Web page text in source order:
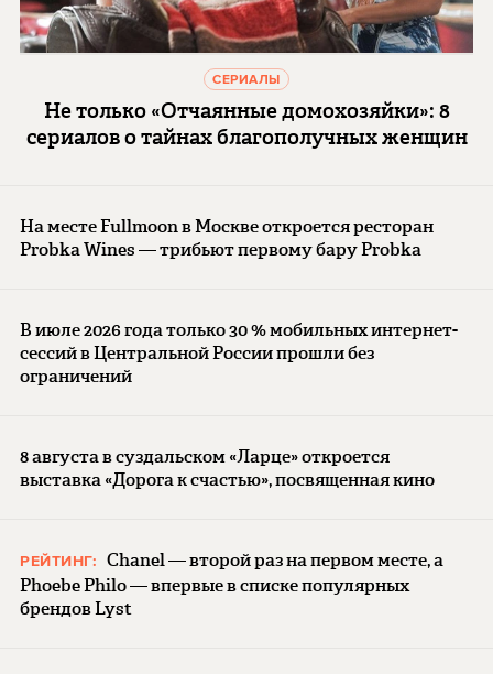
СЕРИАЛЫ
Не только «Отчаянные домохозяйки»: 8
сериалов о тайнах благополучных женщин
На месте Fullmoon в Москве откроется ресторан
Probka Wines — трибьют первому бару Probka
В июле 2026 года только 30 % мобильных интернет-
сессий в Центральной России прошли без
ограничений
8 августа в суздальском «Ларце» откроется
выставка «Дорога к счастью», посвященная кино
РЕЙТИНГ: Chanel — второй раз на первом месте, а
Phoebe Philo — впервые в списке популярных
брендов Lyst